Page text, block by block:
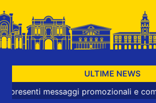
ULTIME NEWS
messaggi promozionali e commerciali